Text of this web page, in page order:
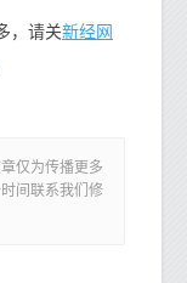
，请关新经网
仅为传播更多
间联系我们修